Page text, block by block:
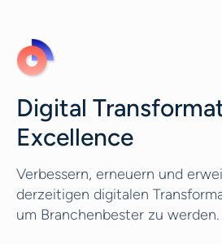
Digital
Excellence
Verbessern, erneuern und
derzeitigen digitalen
um Branchenbester zu werden.